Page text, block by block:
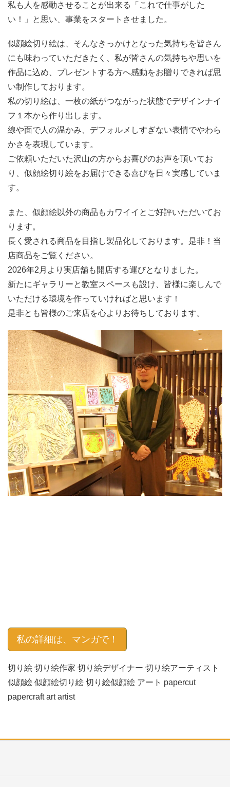
私も人を感動させることが出来る「これで仕事がした
い！」と思い、事業をスタートさせました。
似顔絵切り絵は、そんなきっかけとなった気持ちを皆さん
にも味わっていただきたく、私が皆さんの気持ちや思いを
作品に込め、プレゼントする方へ感動をお贈りできれば思
い制作しております。
私の切り絵は、一枚の紙がつながった状態でデザインナイ
フ１本から作り出します。
線や面で人の温かみ、デフォルメしすぎない表情でやわら
かさを表現しています。
ご依頼いただいた沢山の方からお喜びのお声を頂いてお
り、似顔絵切り絵をお届けできる喜びを日々実感していま
す。
また、似顔絵以外の商品もカワイイとご好評いただいてお
ります。
長く愛される商品を目指し製品化しております。是非！当
店商品をご覧ください。
2026年2月より実店舗も開店する運びとなりました。
新たにギャラリーと教室スペースも設け、皆様に楽しんで
いただける環境を作っていければと思います！
是非とも皆様のご来店を心よりお待ちしております。
私の詳細は、マンガで！
切り絵 切り絵作家 切り絵デザイナー 切り絵アーティスト
似顔絵 似顔絵切り絵 切り絵似顔絵 アート papercut
papercraft art artist